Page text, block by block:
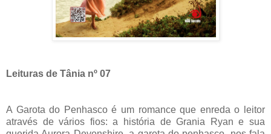
Leituras de Tânia nº 07
A Garota do Penhasco é um romance que enreda o leitor
através de vários fios: a história de Grania Ryan e sua